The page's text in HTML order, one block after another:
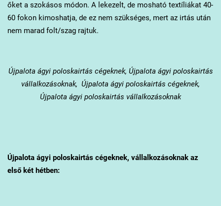
őket a szokásos módon. A lekezelt, de mosható textíliákat 40-
60 fokon kimoshatja, de ez nem szükséges, mert az irtás után
nem marad folt/szag rajtuk.
Újpalota ágyi poloskairtás cégeknek, Újpalota ágyi poloskairtás
vállalkozásoknak, Újpalota ágyi poloskairtás cégeknek,
Újpalota ágyi poloskairtás vállalkozásoknak
Újpalotaágyi poloskairtás cégeknek, vállalkozásoknak az
első két hétben: